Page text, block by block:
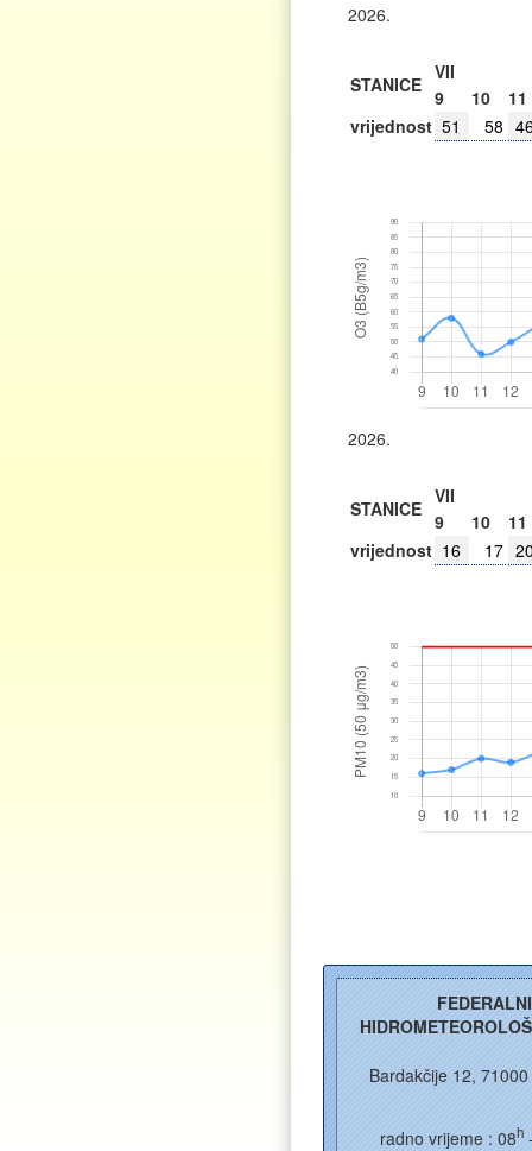
2026.
STANICE
VII
9
10
11
vrijednost 51 58
2026.
STANICE
VII
9
10
11
vrijednost 16 17
vrijednost
FEDERALNI
Bardakčije 12,
radno vrijeme : 08h